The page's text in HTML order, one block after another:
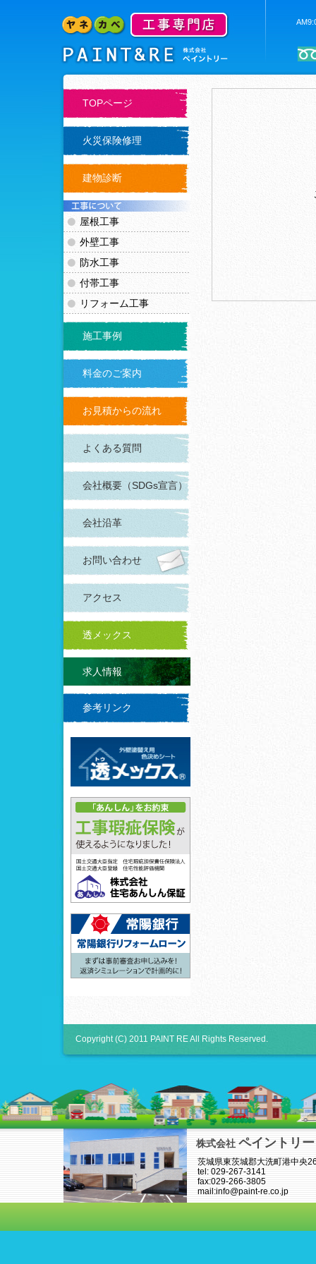
TOPページ
火災保険修理
建物診断
屋根工事
外壁工事
防水工事
付帯工事
リフォーム工事
施工事例
料金のご案内
お見積からの流れ
よくある質問
会社概要（SDGs宣言）
会社沿革
お問い合わせ
アクセス
透メックス
求人情報
参考リンク
Copyright (C) 2011 PAINT RE All Rights Reserved.
株式会社 ペイントリー
茨城県東茨城郡大洗町港中央
tel: 029-267-3141
fax:029-266-3805
mail:info@paint-re.co.jp